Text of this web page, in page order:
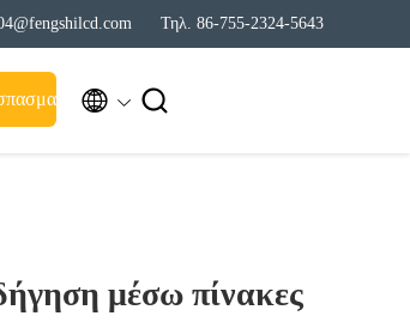
Τηλ. 86-755-2324-5643
 
μέσω πίνακες